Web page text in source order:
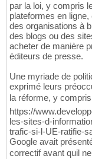
par la loi, y compris
plateformes en
des organisations à
des blogs ou des
acheter de manière
éditeurs de presse.
Une myriade de
exprimé leurs
la réforme, y
https://
les-sites-d-
trafic-si-l-UE-ratifie-
Google avait
correctif avant quil